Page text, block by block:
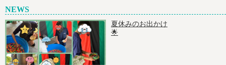
NEWS
夏休みのお出かけ
🌟